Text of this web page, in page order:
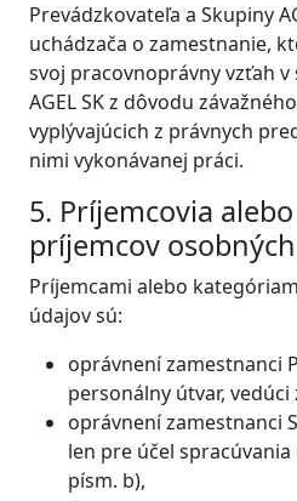
Prevádzkovateľa a Skupiny
uchádzača o zamestnanie,
svoj pracovnoprávny vzťah
AGEL SK z dôvodu
vyplývajúcich z právnych
nimi vykonávanej práci.
5. Príjemcovia
príjemcov
Príjemcami alebo
údajov sú:
oprávnení zamestnanci
personálny útvar, vedúci
oprávnení zamestnanci
len pre účel spracúvania
písm. b),